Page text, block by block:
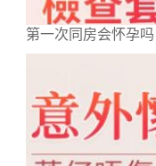
第一次同房会怀孕